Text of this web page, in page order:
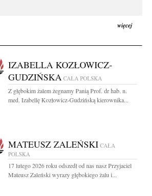
więcej
IZABELLA KOZŁOWICZ-
GUDZIŃSKA CAŁA POLSKA
Z głębokim żalem żegnamy Panią Prof. dr hab. n.
med. Izabellę Kozłowicz-Gudzińską kierownika...
MATEUSZ ZALEŃSKI CAŁA
POLSKA
17 lutego 2026 roku odszedł od nas nasz Przyjaciel
Mateusz Zaleński wyrazy głębokiego żalu i...